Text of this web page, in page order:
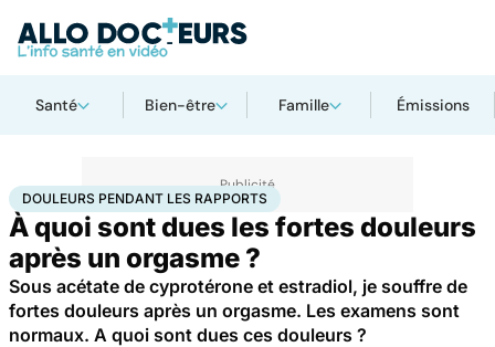
Santé Bien-être Famille Émissions
AccueilBien-êtreSexoDouleurs pendant les rapports
DOULEURS PENDANT LES RAPPORTS
À quoi sont dues les fortes douleurs
après un orgasme ?
Sous acétate de cyprotérone et estradiol, je souffre de
fortes douleurs après un orgasme. Les examens sont
normaux. A quoi sont dues ces douleurs ?